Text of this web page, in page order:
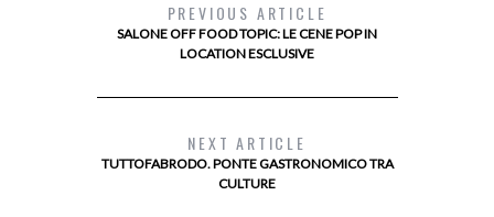
PREVIOUS ARTICLE
SALONE OFF FOOD TOPIC: LE CENE POP IN
LOCATION ESCLUSIVE
NEXT ARTICLE
TUTTOFABRODO. PONTE GASTRONOMICO TRA
CULTURE